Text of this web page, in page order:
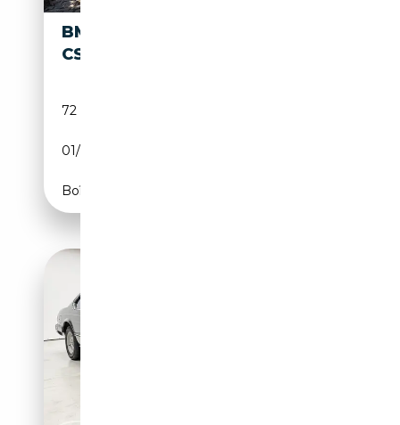
BMW 633 633
CSI
72 900 km
01/1977
Boîte manuelle